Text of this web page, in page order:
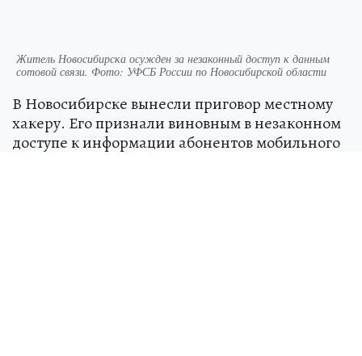
Житель Новосибирска осужден за незаконный доступ к данным
сотовой связи. Фото: УФСБ России по Новосибирской области
В Новосибирске вынесли приговор местному
хакеру. Его признали виновным в незаконном
доступе к информации абонентов мобильного